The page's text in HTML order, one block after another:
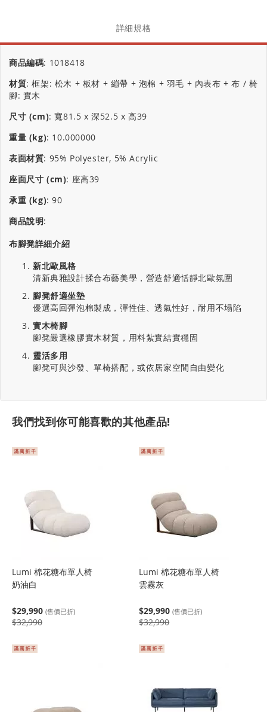
詳細規格
商品編碼: 1018418
材質:框架: 松木 + 板材 + 繃帶 + 泡棉 + 羽毛 + 內表布 + 布 / 椅
腳: 實木
尺寸 (cm):寬81.5 x 深52.5 x 高39
重量 (kg): 10.000000
表面材質: 95% Polyester, 5% Acrylic
座面尺寸 (cm): 座高39
承重 (kg):90
商品說明:
布腳凳詳細介紹
新北歐風格
清新典雅設計揉合布藝美學，營造舒適恬靜北歐氛圍
腳凳舒適坐墊
優選高回彈泡棉製成，彈性佳、透氣性好，耐用不塌陷
實木椅腳
腳凳嚴選橡膠實木材質，用料紮實結實穩固
靈活多用
腳凳可與沙發、單椅搭配，或依居家空間自由變化
我們找到你可能喜歡的其他產品!
Lumi 棉花糖布單人椅
奶油白
$29,990 (售價已折)
$32,990
Lumi 棉花糖布單人椅
雲霧灰
$29,990 (售價已折)
$32,990